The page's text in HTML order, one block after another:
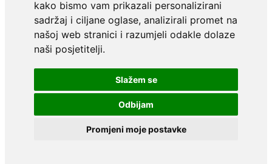
kako bismo vam prikazali personalizirani
sadržaj i ciljane oglase, analizirali promet na
našoj web stranici i razumjeli odakle dolaze
naši posjetitelji.
Slažem se
Odbijam
Promjeni moje postavke